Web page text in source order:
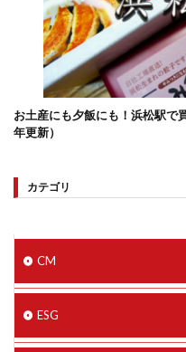
お土産にも夕飯にも！浜松駅で
年更新）
カテゴリ
CM
ESG